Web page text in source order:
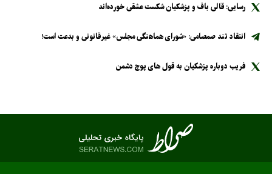
رسایی: قالی باف و پزشکیان شکست عشقی خورده‌اند
انتقاد تند صمصامی: «شورای هماهنگی مجلس» غیرقانونی و بدعت است!
فریب دوباره پزشکیان به قول های پوچ دشمن